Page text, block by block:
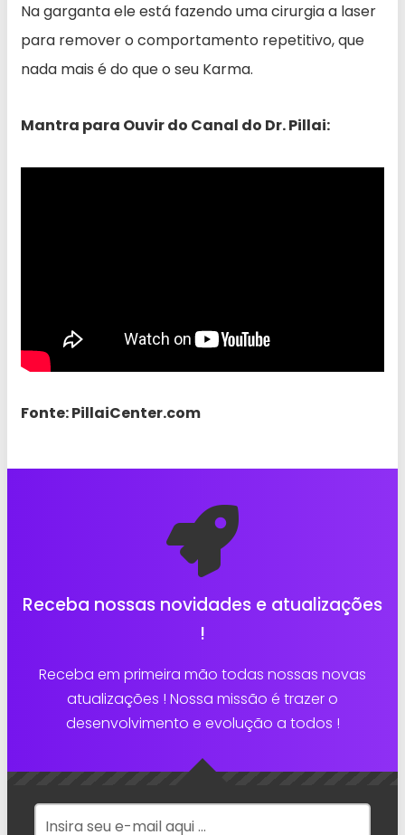
Na garganta ele está fazendo uma cirurgia a laser
para remover o comportamento repetitivo, que
nada mais é do que o seu Karma.
Mantra para Ouvir do Canal do Dr. Pillai:
Fonte: PillaiCenter.com
Receba nossas novidades e atualizações
!
Receba em primeira mão todas nossas novas
atualizações ! Nossa missão é trazer o
desenvolvimento e evolução a todos !